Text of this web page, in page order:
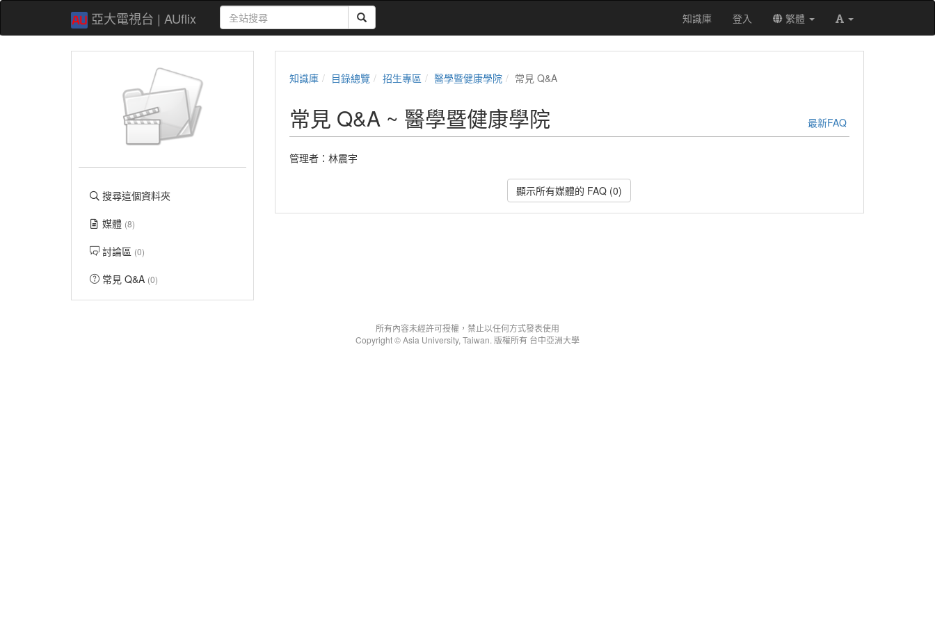
亞大電視台 | AUflix 知識庫 登入 繁體
搜尋這個資料夾
媒體 (8)
討論區 (0)
常見 Q&A (0)
知識庫 目錄總覽 招生專區 醫學暨健康學院 常見 Q&A
常見 Q&A ~ 醫學暨健康學院 最新FAQ
管理者： 林震宇
顯示所有媒體的 FAQ (0)
所有內容未經許可授權，禁止以任何方式發表使用
Copyright © Asia University, Taiwan. 版權所有 台中亞洲大學